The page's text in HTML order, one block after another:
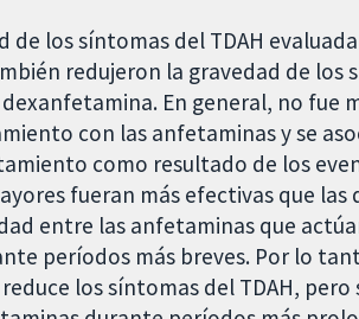
los síntomas del TDAH
redujeron la gravedad de los
En general, no fue
con las anfetaminas y se
como resultado de los
fueran más efectivas que las
entre las anfetaminas que
períodos más breves. Por lo
los síntomas del TDAH, pero